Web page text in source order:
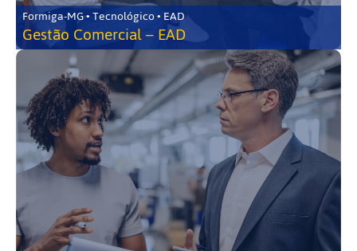
Formiga-MG • Tecnológico • EAD
Gestão Comercial – EAD